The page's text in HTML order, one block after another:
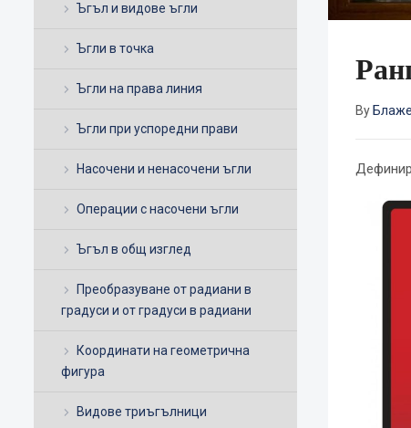
Ъгъл и видове ъгли
Ъгли в точка
Ъгли на права линия
Ъгли при успоредни прави
Насочени и ненасочени ъгли
Операции с насочени ъгли
Ъгъл в общ изглед
Преобразуване от радиани в
градуси и от градуси в радиани
Координати на геометрична
фигура
Видове триъгълници
By